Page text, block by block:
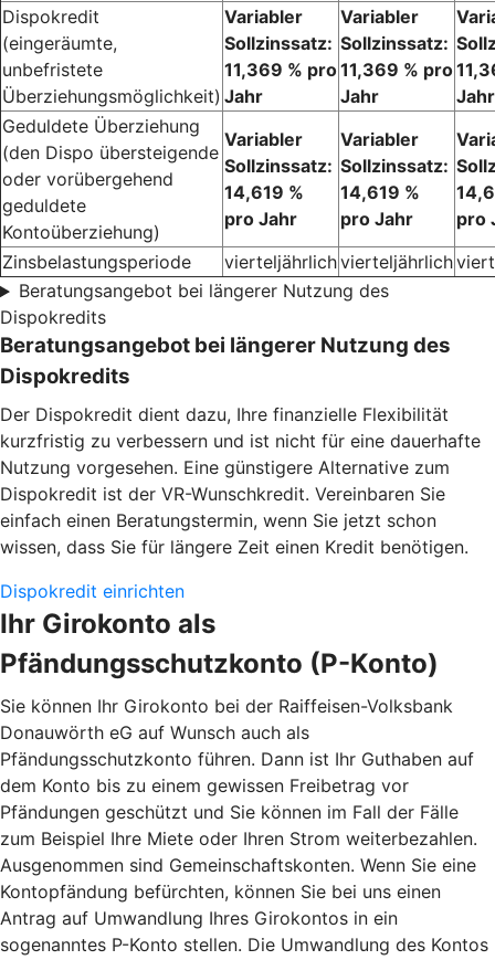
Dispokredit
(eingeräumte,
unbefristete
Überziehungsmöglichkeit)
Variabler
Sollzinssatz:
11,369 % pro
Jahr
Variabler
Sollzinssatz:
11,369 % pro
Jahr
Jahr
Geduldete Überziehung
(den Dispo übersteigende
oder vorübergehend
geduldete
Kontoüberziehung)
Variabler
Sollzinssatz:
14,619 %
pro Jahr
Variabler
Sollzinssatz:
14,619 %
pro Jahr
pro
Zinsbelastungsperiode
vierteljährlichvierteljährlich
Beratungsangebot bei längerer Nutzung des
Dispokredits
Beratungsangebot bei längerer Nutzung des
Dispokredits
Der Dispokredit dient dazu, Ihre finanzielle Flexibilität
kurzfristig zu verbessern und ist nicht für eine dauerhafte
Nutzung vorgesehen. Eine günstigere Alternative zum
Dispokredit ist der VR-Wunschkredit. Vereinbaren Sie
einfach einen Beratungstermin, wenn Sie jetzt schon
wissen, dass Sie für längere Zeit einen Kredit benötigen.
Dispokredit einrichten
Ihr Girokonto als
Pfändungsschutzkonto (P-Konto)
Sie können Ihr Girokonto bei der Raiffeisen-Volksbank
Donauwörth eG auf Wunsch auch als
Pfändungsschutzkonto führen. Dann ist Ihr Guthaben auf
dem Konto bis zu einem gewissen Freibetrag vor
Pfändungen geschützt und Sie können im Fall der Fälle
zum Beispiel Ihre Miete oder Ihren Strom weiterbezahlen.
Ausgenommen sind Gemeinschaftskonten. Wenn Sie eine
Kontopfändung befürchten, können Sie bei uns einen
Antrag auf Umwandlung Ihres Girokontos in ein
sogenanntes P-Konto stellen. Die Umwandlung des Kontos